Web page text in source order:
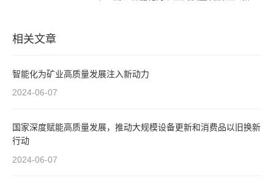
相关文章
智能化为矿业高质量发展注入新动力
2024-06-07
国家深度赋能高质量发展，推动大规模设备更新和消费品以旧换新
行动
2024-06-07